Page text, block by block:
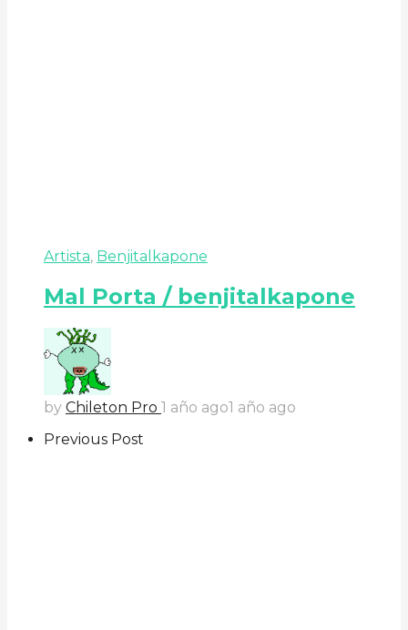
Artista, Benjitalkapone
Mal Porta / benjitalkapone
by Chileton Pro 1 año ago1 año ago
Previous Post